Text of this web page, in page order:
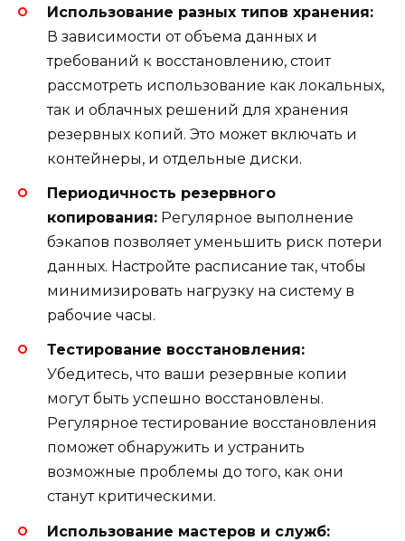
Использование разных типов хранения:
В зависимости от объема данных и
требований к восстановлению, стоит
рассмотреть использование как локальных,
так и облачных решений для хранения
резервных копий. Это может включать и
контейнеры, и отдельные диски.
Периодичность резервного
копирования: Регулярное выполнение
бэкапов позволяет уменьшить риск потери
данных. Настройте расписание так, чтобы
минимизировать нагрузку на систему в
рабочие часы.
Тестирование восстановления:
Убедитесь, что ваши резервные копии
могут быть успешно восстановлены.
Регулярное тестирование восстановления
поможет обнаружить и устранить
возможные проблемы до того, как они
станут критическими.
Использование мастеров и служб: